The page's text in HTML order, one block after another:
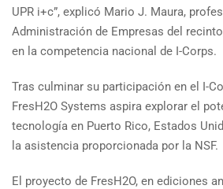
UPR i+c”, explicó Mario J. Maura,
Administración de Empresas del
en la competencia nacional de I-Corps.
Tras culminar su participación en el I-
FresH2O Systems aspira explorar el
tecnología en Puerto Rico, Estados
la asistencia proporcionada por la NSF.
El proyecto de FresH2O, en ediciones